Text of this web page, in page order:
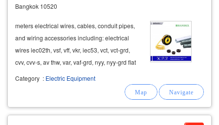
Bangkok 10520
meters electrical wires, cables, conduit pipes,
and wiring accessories including: electrical
wires iec02th, vsf, vff, vkr, iec53, vct, vct-grd,
cvv, cvv-s, av thw, var, vaf-grd, nyy, nyy-grd flat
Category : Electric Equipment